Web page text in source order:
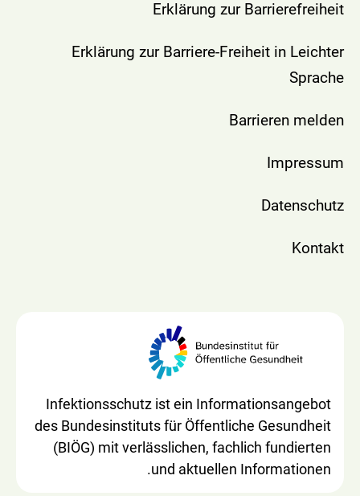
Erklärung zur Barrierefreiheit
Erklärung zur Barriere-Freiheit in Leichter
Sprache
Barrieren melden
Impressum
Datenschutz
Kontakt
Infektionsschutz ist ein Informationsangebot
des Bundesinstituts für Öffentliche Gesundheit
(BIÖG) mit verlässlichen, fachlich fundierten
und aktuellen Informationen.